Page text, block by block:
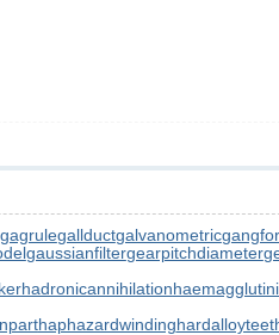
gagrulegallductgalvanometric
gaussianfiltergearpitchdiameter
hadronicannihilation
haphazardwinding